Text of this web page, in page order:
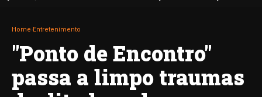
Home Entretenimento
"Ponto de Encontro"
passa a limpo traumas